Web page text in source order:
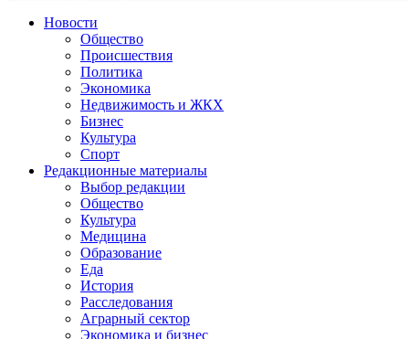
Новости
Общество
Происшествия
Политика
Экономика
Недвижимость и ЖКХ
Бизнес
Культура
Спорт
Редакционные материалы
Выбор редакции
Общество
Культура
Медицина
Образование
Еда
История
Расследования
Аграрный сектор
Экономика и бизнес